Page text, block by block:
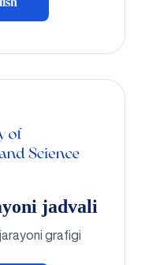
jadvali
grafigi